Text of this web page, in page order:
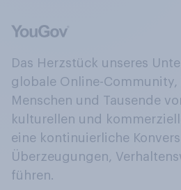
Das Herzstück unseres
globale Online-
Menschen und Tausende
kulturellen und
eine kontinuierliche
Überzeugungen,
führen.